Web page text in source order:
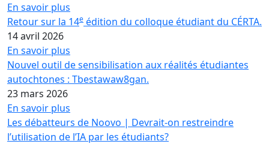
En savoir plus
Retour sur la 14e édition du colloque étudiant du CÉRTA.
14 avril 2026
En savoir plus
Nouvel outil de sensibilisation aux réalités étudiantes
autochtones : Tbestawaw8gan.
23 mars 2026
En savoir plus
Les débatteurs de Noovo | Devrait-on restreindre
l’utilisation de l’IA par les étudiants?